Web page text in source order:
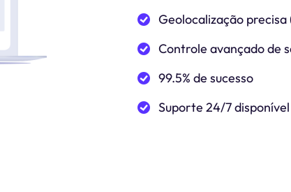
Geolocalização precisa
Controle avançado de
99.5% de sucesso
Suporte 24/7 disponível